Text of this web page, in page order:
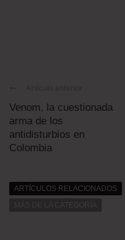
Venom, la cuestionada
arma de los
antidisturbios en
Colombia
ARTÍCULOS RELACIONADOS